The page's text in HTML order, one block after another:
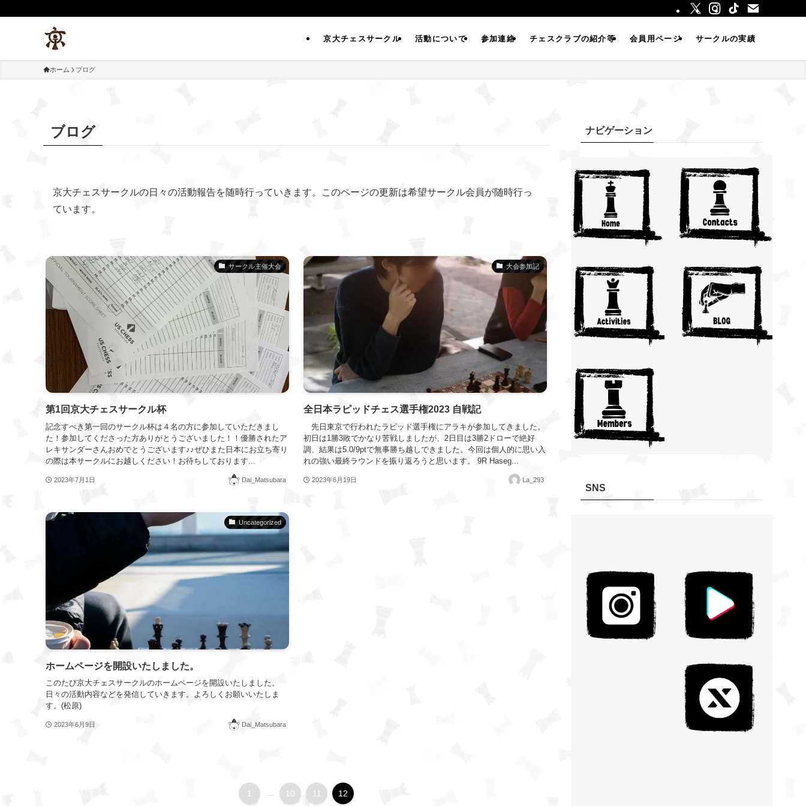
京大チェスサークル 活動について 参加連絡 チェスクラブの紹介等 会員用ページ サークルの実績
ホーム ブログ
ブログ
京大チェスサークルの日々の活動報告を随時行っていきます。このページの更新は希望サークル会員が随時行っ
ています。
サークル主催大会
第1回京大チェスサークル杯
記念すべき第一回のサークル杯は４名の方に参加していただきまし
た！参加してくださった方ありがとうございました！！優勝されたア
レキサンダーさんおめでとうございます♪♪ぜひまた日本にお立ち寄り
の際は本サークルにお越しください！お待ちしております...
2023年7月1日 Dai_Matsubara
大会参加記
全日本ラピッドチェス選手権2023 自戦記
先日東京で行われたラピッド選手権にアラキが参加してきました。
初日は1勝3敗でかなり苦戦しましたが、2日目は3勝2ドローで絶好
調、結果は5.0/9ptで無事勝ち越しできました。今回は個人的に思い入
れの強い最終ラウンドを振り返ろうと思います。 9R Haseg...
2023年6月19日 La_293
Uncategorized
ホームページを開設いたしました。
このたび京大チェスサークルのホームページを開設いたしました。
日々の活動内容などを発信していきます。よろしくお願いいたしま
す。(松原)
2023年6月9日 Dai_Matsubara
1 ... 10 11 12
ナビゲーション
SNS